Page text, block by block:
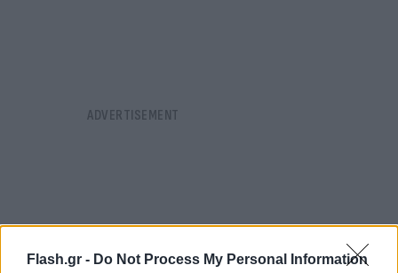
Flash.gr - Do Not Process My Personal Information